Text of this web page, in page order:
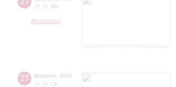
18:30 Чт
Музиторий
27 февраля 2019
18:30 Ср